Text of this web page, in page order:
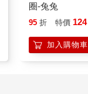
圈-兔兔
95 折 特價 124
加入購物車